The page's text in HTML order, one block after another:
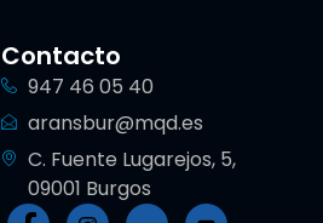
Contacto
947 46 05 40
aransbur@mqd.es
C. Fuente Lugarejos, 5,
09001 Burgos